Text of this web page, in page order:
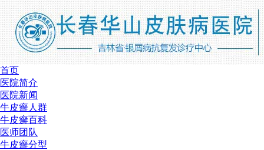
首页
医院简介
医院新闻
牛皮癣人群
牛皮癣百科
医师团队
牛皮癣分型